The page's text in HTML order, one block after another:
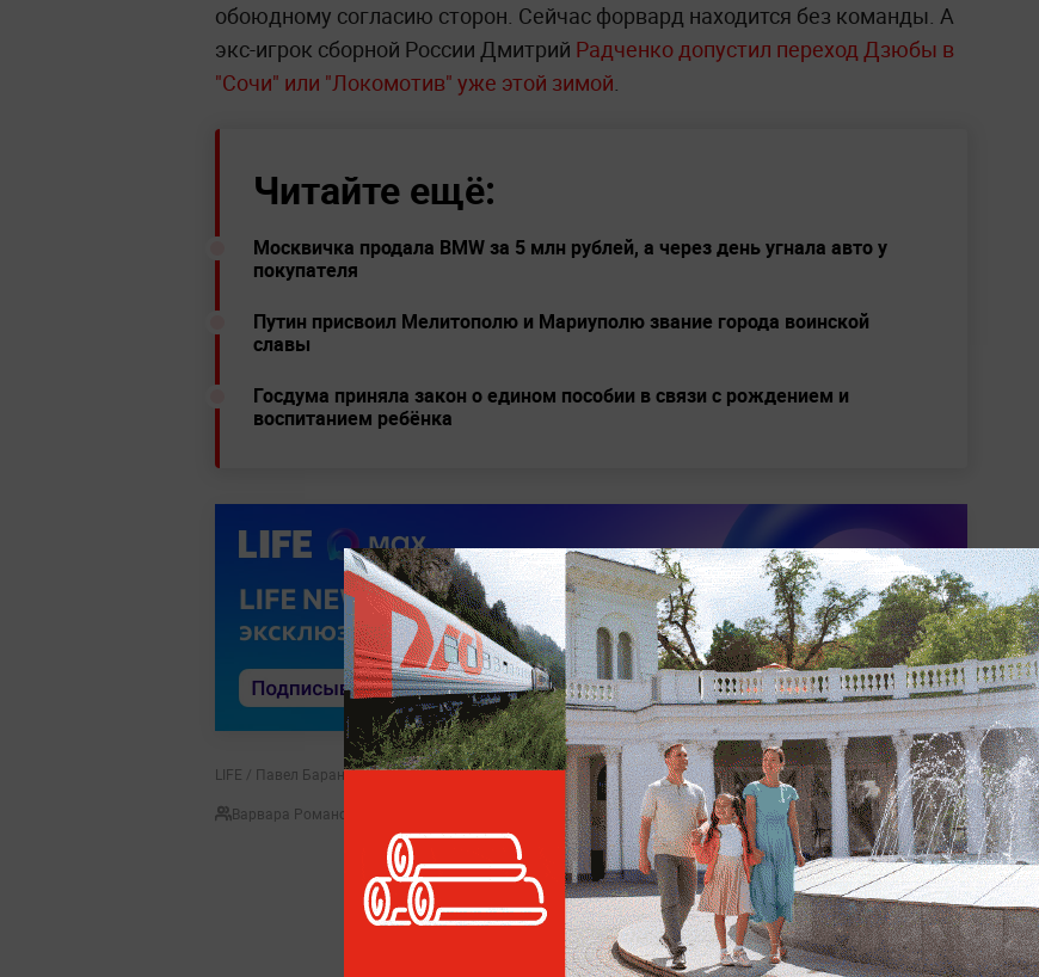
обоюдному согласию сторон. Сейчас форвард находится без команды. А
экс-игрок сборной России Дмитрий Радченко допустил переход Дзюбы в
"Сочи" или "Локомотив" уже этой зимой.
Читайте ещё:
Москвичка продала BMW за 5 млн рублей, а через день угнала авто у
покупателя
Путин присвоил Мелитополю и Мариуполю звание города воинской
славы
Госдума приняла закон о едином пособии в связи с рождением и
воспитанием ребёнка
LIFE / Павел Баранов
Варвара Романова